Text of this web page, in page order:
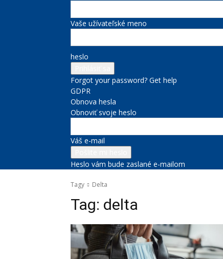
Vaše užívateľské meno
heslo
Forgot your password? Get help
GDPR
Obnova hesla
Obnoviť svoje heslo
Váš e-mail
Heslo vám bude zaslané e-mailom
Tagy Delta
Tag: delta